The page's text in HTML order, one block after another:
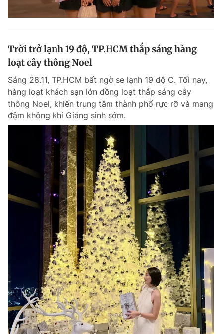
Trời trở lạnh 19 độ, TP.HCM thắp sáng hàng
loạt cây thông Noel
Sáng 28.11, TP.HCM bất ngờ se lạnh 19 độ C. Tối nay,
hàng loạt khách sạn lớn đồng loạt thắp sáng cây
thông Noel, khiến trung tâm thành phố rực rỡ và mang
đậm không khí Giáng sinh sớm.